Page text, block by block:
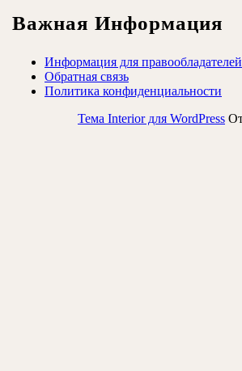
Важная Информация
Информация для правообладателей
Обратная связь
Политика конфиденциальности
Тема Interior для WordPress